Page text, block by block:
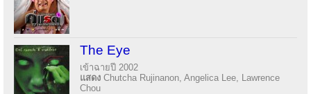
The Eye
เข้าฉายปี 2002
แสดง Chutcha Rujinanon, Angelica Lee, Lawrence
Chou